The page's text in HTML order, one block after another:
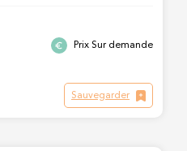
Prix Sur demande
Sauvegarder